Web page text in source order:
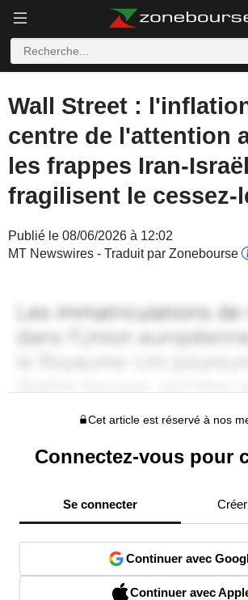
Wall Street :
centre de l'attention
les frappes Iran-Israël
fragilisent le cessez-
Publié le 08/06/2026 à 12:02
MT Newswires - Traduit par Zonebourse
Cet article est réservé à nos
Connectez-vous pour
Se connecter
Continuer avec
Continuer avec